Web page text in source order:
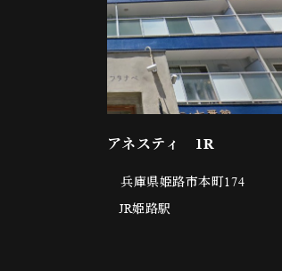
アネスティ 1R
兵庫県姫路市本町174
JR姫路駅